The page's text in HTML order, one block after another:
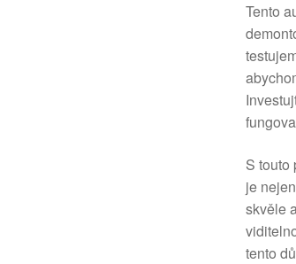
Tento
S touto
je
skvěle
tento